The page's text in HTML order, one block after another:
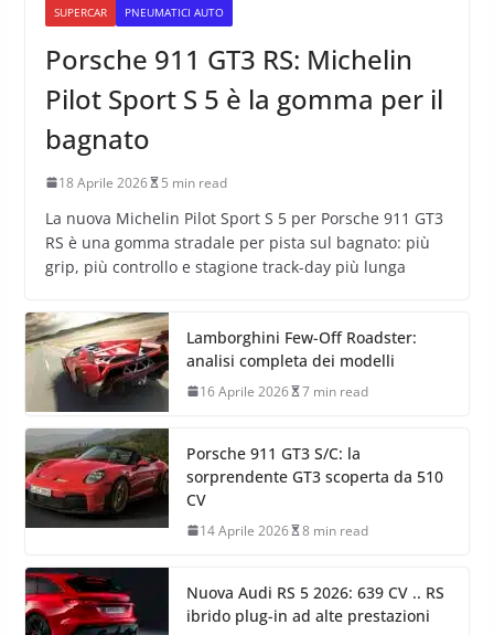
SUPERCAR PNEUMATICI AUTO
Porsche 911 GT3 RS: Michelin
Pilot Sport S 5 è la gomma per il
bagnato
18 Aprile 2026 5 min read
La nuova Michelin Pilot Sport S 5 per Porsche 911 GT3
RS è una gomma stradale per pista sul bagnato: più
grip, più controllo e stagione track-day più lunga
Lamborghini Few-Off Roadster:
analisi completa dei modelli
16 Aprile 2026 7 min read
Porsche 911 GT3 S/C: la
sorprendente GT3 scoperta da 510
CV
14 Aprile 2026 8 min read
Nuova Audi RS 5 2026: 639 CV .. RS
ibrido plug-in ad alte prestazioni